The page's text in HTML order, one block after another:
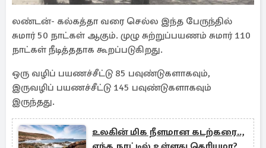
லண்டன்- கல்கத்தா வரை செல்ல இந்த பேருந்தில்
சுமார் 50 நாட்கள் ஆகும். முழு சுற்றுப்பயணம் சுமார் 110
நாட்கள் நீடித்ததாக கூறப்படுகிறது.
ஒரு வழிப் பயணச்சீட்டு 85 பவுண்டுகளாகவும்,
இருவழிப் பயணச்சீட்டு 145 பவுண்டுகளாகவும்
இருந்தது.
உலகின் மிக நீளமான கடற்கரை..,